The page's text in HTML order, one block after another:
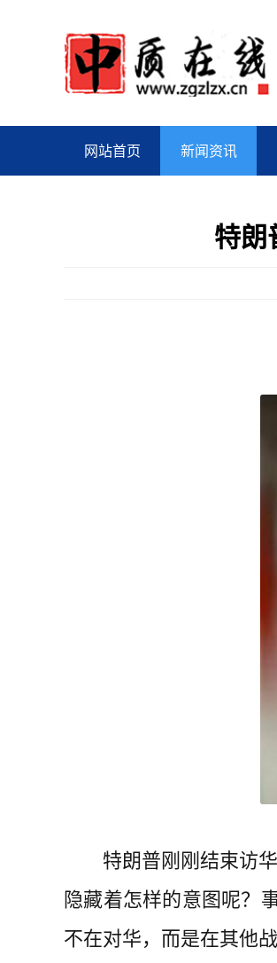
网站首页 新闻资讯
特朗
特朗普刚刚结束访
隐藏着怎样的意图呢？
不在对华，而是在其他